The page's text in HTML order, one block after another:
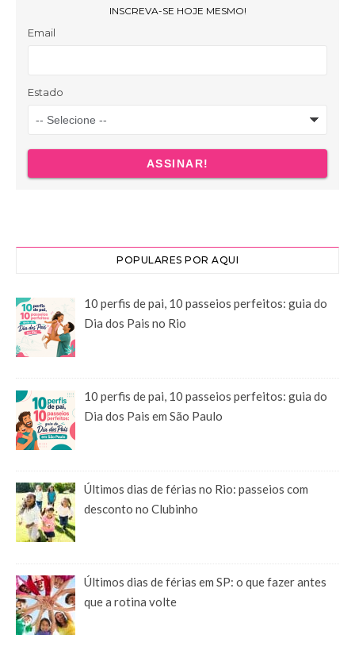
POPULARES POR AQUI
10 perfis de pai, 10 passeios perfeitos: guia do
Dia dos Pais no Rio
10 perfis de pai, 10 passeios perfeitos: guia do
Dia dos Pais em São Paulo
Últimos dias de férias no Rio: passeios com
desconto no Clubinho
Últimos dias de férias em SP: o que fazer antes
que a rotina volte